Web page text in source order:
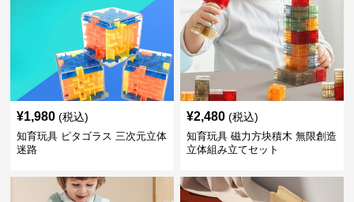
¥1,980 (税込)
知育玩具 ピタゴラス 三次元立体
迷路
¥2,480 (税込)
知育玩具 磁力方块積木 無限創造
立体組み立てセット